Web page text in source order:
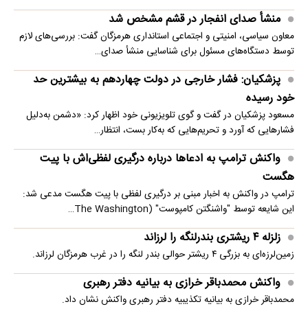
منشأ صدای انفجار در قشم مشخص شد
معاون سیاسی، امنیتی و اجتماعی استانداری هرمزگان گفت: بررسی‌های لازم
توسط دستگاه‌های مسئول برای شناسایی منشأ صدای…
پزشکیان: فشار خارجی در دولت چهاردهم به بیشترین حد
خود رسیده
مسعود پزشکیان در گفت و گوی تلویزیونی خود اظهار کرد: «دشمن به‌دلیل
فشارهایی که آورد و تحریم‌هایی که به‌کار بست، انتظار…
واکنش ترامپ به ادعاها درباره درگیری لفظی‌اش با پیت
هگست
ترامپ در واکنش به اخبار مبنی بر درگیری لفظی با پیت هگست مدعی شد:
این شایعه توسط "واشنگتن کامپوست" (The Washington…
زلزله ۴ ریشتری بندرلنگه را لرزاند
زمین‌لرزه‌ای به بزرگی ۴ ریشتر حوالی بندر لنگه را در غرب هرمزگان لرزاند.
واکنش محمدباقر خرازی به بیانیه دفتر رهبری
محمدباقر خرازی به بیانیه تکذیبیه دفتر رهبری واکنش نشان داد.